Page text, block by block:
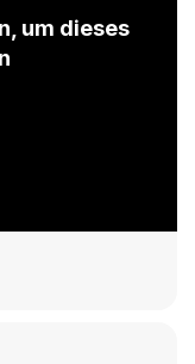
um dieses